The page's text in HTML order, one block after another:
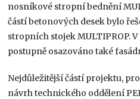
nosníkové stropní bednění
částí betonových desek bylo
stropních stojek MULTIPROP.
postupně osazováno také
Nejdůležitější částí projektu,
návrh technického oddělení